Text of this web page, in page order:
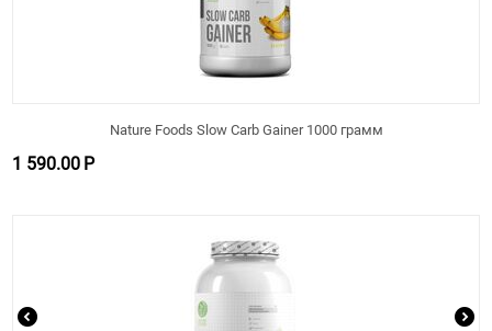
Nature Foods Slow Carb Gainer 1000 грамм
1 590.00 Р